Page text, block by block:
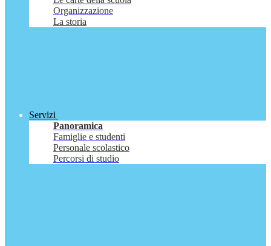
Organizzazione
La storia
Servizi
Panoramica
Famiglie e studenti
Personale scolastico
Percorsi di studio